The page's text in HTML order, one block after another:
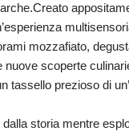
mozzafiato,
nuove scoperte
tassello prezioso di
storia mentre